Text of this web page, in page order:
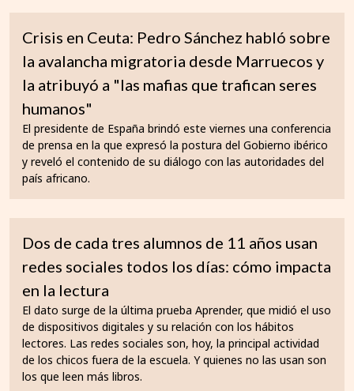
Crisis en Ceuta: Pedro Sánchez habló sobre
la avalancha migratoria desde Marruecos y
la atribuyó a "las mafias que trafican seres
humanos"
El presidente de España brindó este viernes una conferencia
de prensa en la que expresó la postura del Gobierno ibérico
y reveló el contenido de su diálogo con las autoridades del
país africano.
Dos de cada tres alumnos de 11 años usan
redes sociales todos los días: cómo impacta
en la lectura
El dato surge de la última prueba Aprender, que midió el uso
de dispositivos digitales y su relación con los hábitos
lectores. Las redes sociales son, hoy, la principal actividad
de los chicos fuera de la escuela. Y quienes no las usan son
los que leen más libros.